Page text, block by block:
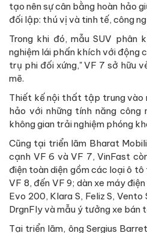
tạo nên sự cân bằng hoàn hảo
đối lập: thú vị và tinh tế, công
Trong khi đó, mẫu SUV phân
nghiệm lái phấn khích với động
trụ phi đối xứng," VF 7 sở hữu
mẽ.
Thiết kế nội thất tập trung vào
hảo với những tính năng công
không gian trải nghiệm phóng
Cũng tại triển lãm Bharat
cạnh VF 6 và VF 7, VinFast
điện toàn diện gồm các loại ô
VF 8, đến VF 9; dàn xe máy
Evo 200, Klara S, Feliz S,
DrgnFly và mẫu ý tưởng xe bán
Tại triển lãm, ông Sergius